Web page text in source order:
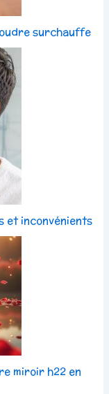
surchauffe
et inconvénients
miroir h22 en